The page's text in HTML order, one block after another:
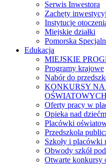
Serwis Inwestora
Zachęty
Instytucje
Miejskie działki
Pomorska
Edukacja
MIEJSKIE
Programy krajowe
Nabór do
KONKURSY
Oferty pracy w
Opieka nad
Placówki
Przedszkola
Szkoły i placówki
Obwody szkół
Otwarte konkursy